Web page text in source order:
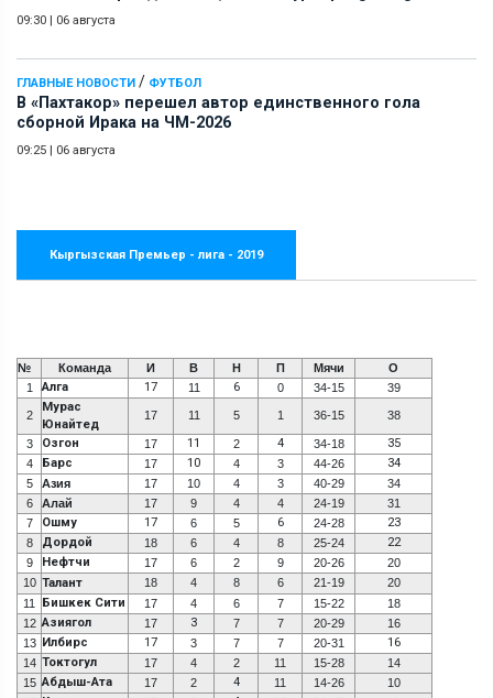
09:30 | 06 августа
ГЛАВНЫЕ НОВОСТИ / ФУТБОЛ
В «Пахтакор» перешел автор единственного гола
сборной Ирака на ЧМ-2026
09:25 | 06 августа
Кыргызская Премьер - лига - 2019
№ Команда И В Н П Мячи
О
1
Алга 17 11 6 0 34-15 39
2
Мурас
Юнайтед
17 11 5 1 36-15 38
3 Озгон 17 11 2 4 34-18 35
4 Барс 17 10 4 3 44-26 34
5 Азия 17 10 4 3 40-29
34
6
Алай 17 9 4 4 24-19
31
7
Ошму 17 6 5 6 24-28 23
8 Дордой 18 6 4 8 25-24 22
9 Нефтчи 17 6 2 9 20-26
20
10 Талант 18 4 8 6 21-19
20
11
Бишкек Сити 17 4 6 7 15-22
18
12 Азиягол 17 3 7 7 20-29
16
13 Илбирс 17 3 7 7 20-31 16
14 Токтогул 17 4 2 11 15-28
14
15 Абдыш-Ата 17 2 4 11 14-26
10